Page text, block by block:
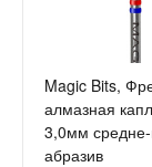
Magic Bits,
алмазная
3,0мм средне-
абразив